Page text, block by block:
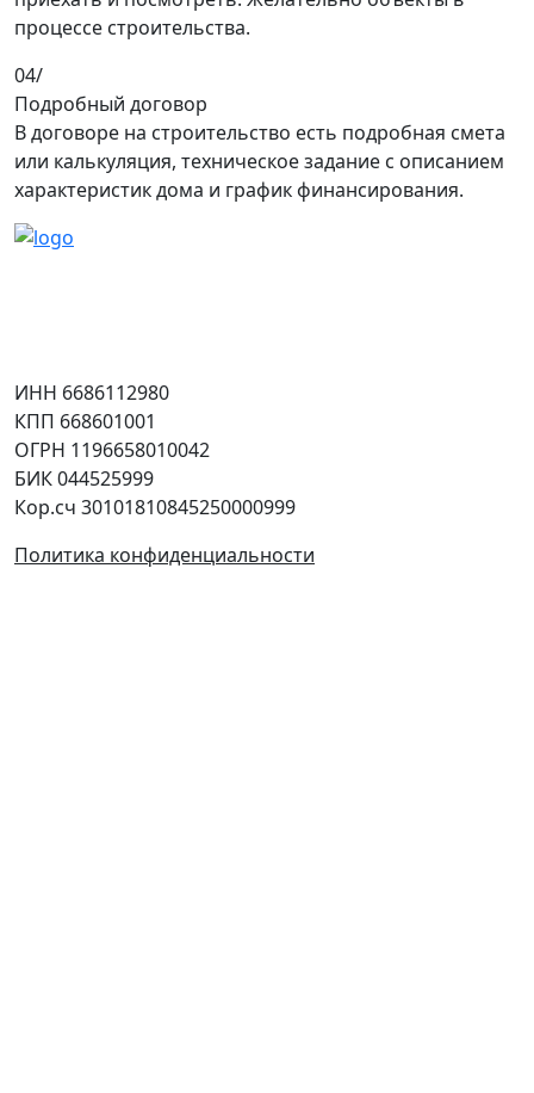
процессе строительства.
04/
Подробный договор
В договоре на строительство есть подробная смета
или калькуляция, техническое задание с описанием
характеристик дома и график финансирования.
ИНН 6686112980
КПП 668601001
ОГРН 1196658010042
БИК 044525999
Кор.сч 30101810845250000999
Политика конфиденциальности